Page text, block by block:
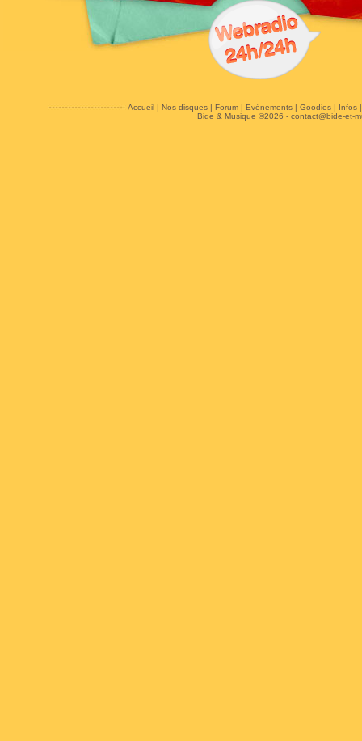
Accueil| Nos disques| Forum| Evénements| Goodies| Infos
Bide & Musique ©2026 - contact@bide-et-